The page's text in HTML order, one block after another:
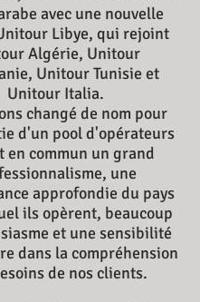
avec une nouvelle
Libye, qui rejoint
Algérie, Unitour
Unitour Tunisie et
Unitour Italia.
changé de nom pour
d'un pool d'opérateurs
en commun un grand
une
approfondie du pays
ils opèrent, beaucoup
et une sensibilité
dans la compréhension
de nos clients.